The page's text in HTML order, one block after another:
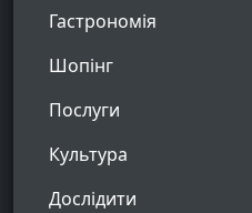
Гастрономія
Шопінг
Послуги
Культура
Дослідити